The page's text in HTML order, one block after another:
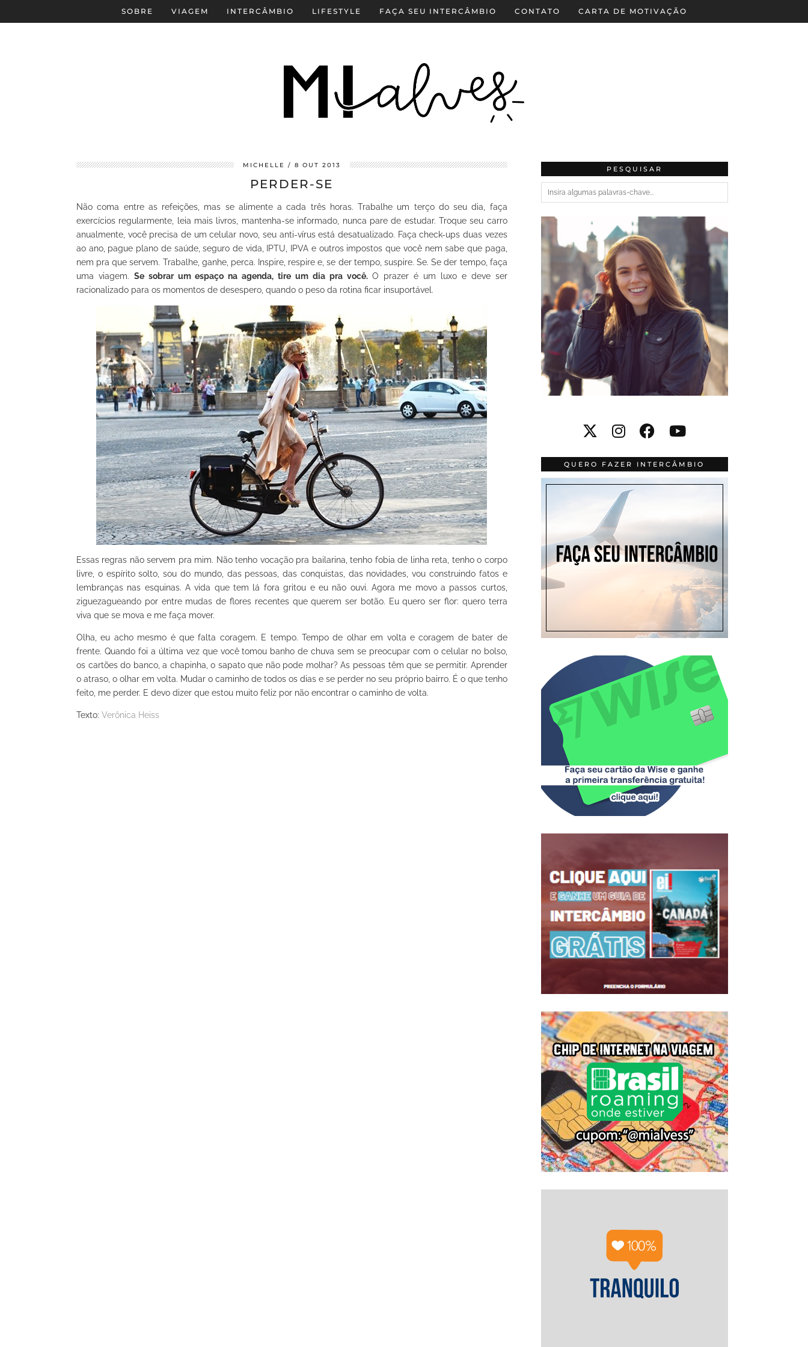
SOBRE VIAGEM INTERCÂMBIO LIFESTYLE FAÇA SEU INTERCÂMBIO CONTATO CARTA DE MOTIVAÇÃO
MICHELLE 8 OUT 2013
PERDER-SE
Não coma entre as refeições, mas se alimente a cada três horas. Trabalhe um terço do seu dia, faça
exercícios regularmente, leia mais livros, mantenha-se informado, nunca pare de estudar. Troque seu carro
anualmente, você precisa de um celular novo, seu anti-vírus está desatualizado. Faça check-ups duas vezes
ao ano, pague plano de saúde, seguro de vida, IPTU, IPVA e outros impostos que você nem sabe que paga,
nem pra que servem. Trabalhe, ganhe, perca. Inspire, respire e, se der tempo, suspire. Se. Se der tempo, faça
uma viagem. Se sobrar um espaço na agenda, tire um dia pra você.O prazer é um luxo e deve ser
racionalizado para os momentos de desespero, quando o peso da rotina ficar insuportável.
Essas regras não servem pra mim. Não tenho vocação pra bailarina, tenho fobia de linha reta, tenho o corpo
livre, o espírito solto, sou do mundo, das pessoas, das conquistas, das novidades, vou construindo fatos e
lembranças nas esquinas. A vida que tem lá fora gritou e eu não ouvi. Agora me movo a passos curtos,
ziguezagueando por entre mudas de flores recentes que querem ser botão. Eu quero ser flor: quero terra
viva que se mova e me faça mover.
Olha, eu acho mesmo é que falta coragem. E tempo. Tempo de olhar em volta e coragem de bater de
frente. Quando foi a última vez que você tomou banho de chuva sem se preocupar com o celular no bolso,
os cartões do banco, a chapinha, o sapato que não pode molhar? As pessoas têm que se permitir. Aprender
o atraso, o olhar em volta. Mudar o caminho de todos os dias e se perder no seu próprio bairro. É o que tenho
feito, me perder. E devo dizer que estou muito feliz por não encontrar o caminho de volta.
Texto: Verônica Heiss
PESQUISAR
QUERO FAZER INTERCÂMBIO